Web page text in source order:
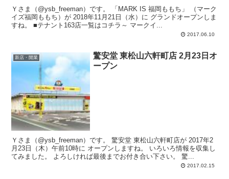
Ｙさま（@ysb_freeman）です。 「MARK IS 福岡ももち」 （マーク
イズ福岡ももち）が 2018年11月21日（水）に グランドオープンしま
すね。 ■テナント163店一覧はコチラ～ マークイ...
2017.06.10
新店・開業
驚安堂 東松山六軒町店 2月23日オ
ープン
Ｙさま（@ysb_freeman）です。 驚安堂 東松山六軒町店が 2017年2
月23日（木）午前10時に オープンしますね。 いろいろ情報を収集し
てみました。 よろしければ最後までお付き合い下さい。 驚...
2017.02.15